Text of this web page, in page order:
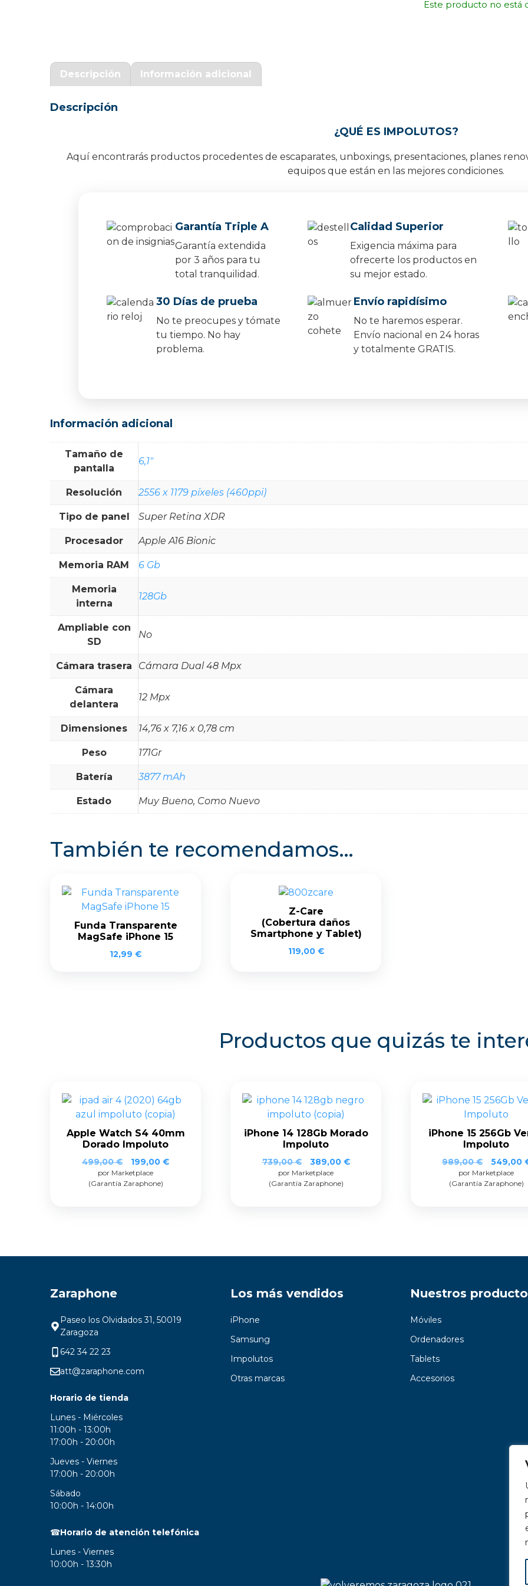
Este producto no está
Descripción Información adicional
Descripción
¿QUÉ ES IMPOLUTOS?
Aquí encontrarás productos procedentes de escaparates, unboxings, presentaciones, planes
equipos que están en las mejores condiciones.
Garantía Triple A
Garantía extendida
por 3 años para tu
total tranquilidad.
Calidad Superior
Exigencia máxima para
ofrecerte los productos en
su mejor estado.
30 Días de prueba
No te preocupes y tómate
tu tiempo. No hay
problema.
Envío rapidísimo
No te haremos esperar.
Envío nacional en 24 horas
y totalmente GRATIS.
Información adicional
Tamaño de
pantalla
6,1"
Resolución 2556 x 1179 píxeles (460ppi)
Tipo de panel Super Retina XDR
Procesador Apple A16 Bionic
Memoria RAM 6 Gb
Memoria
interna
128Gb
Ampliable con
SD
No
Cámara trasera Cámara Dual 48 Mpx
Cámara
delantera
12 Mpx
Dimensiones 14,76 x 7,16 x 0,78 cm
Peso 171Gr
Batería 3877 mAh
Estado Muy Bueno, Como Nuevo
También te recomendamos…
Funda Transparente
MagSafe iPhone 15
12,99 €
Z-Care
(Cobertura daños
Smartphone y Tablet)
119,00 €
Productos que quizás te
Apple Watch S4 40mm
Dorado Impoluto
499,00€ 199,00 €
por Marketplace
(Garantía Zaraphone)
iPhone 14 128Gb Morado
Impoluto
739,00€ 389,00 €
por Marketplace
(Garantía Zaraphone)
iPhone 15 256Gb
Impoluto
989,00€ 549,00
por Marketplace
(Garantía Zaraphone)
Zaraphone
Paseo los Olvidados 31, 50019
Zaragoza
642 34 22 23
att@zaraphone.com
Horario de tienda
Lunes - Miércoles
11:00h - 13:00h
17:00h - 20:00h
Jueves - Viernes
17:00h - 20:00h
Sábado
10:00h - 14:00h
☎Horario de atención telefónica
Lunes - Viernes
10:00h - 13:30h
Los más vendidos
iPhone
Samsung
Impolutos
Otras marcas
Nuestros
Móviles
Ordenadores
Tablets
Accesorios